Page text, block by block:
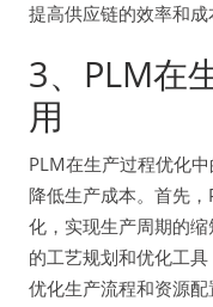
提高供应链的效率和成
3、PLM在
用
PLM在生产过程优化
降低生产成本。首先
化，实现生产周期的
的工艺规划和优化工
优化生产流程和资源